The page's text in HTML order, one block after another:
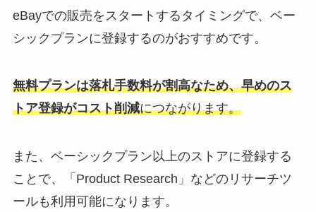
eBayでの販売をスタートするタイミングで、ベー
シックプランに登録するのがおすすめです。
無料プランは落札手数料が割高なため、早めのス
トア登録がコスト削減につながります。
また、ベーシックプラン以上のストアに登録する
ことで、「Product Research」などのリサーチツ
ールも利用可能になります。